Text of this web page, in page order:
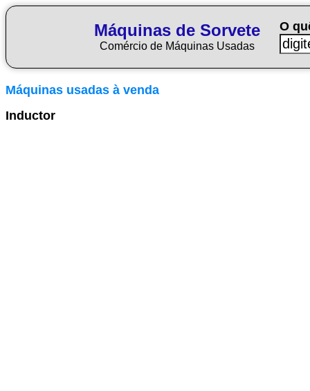
Máquinas de Sorvete
Comércio de Máquinas Usadas
O
Máquinas usadas à venda
Inductor